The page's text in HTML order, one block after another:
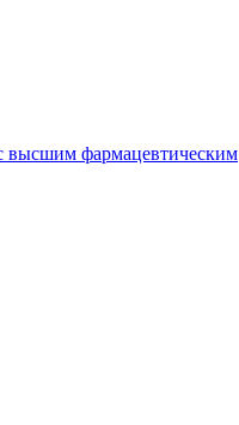
высшим фармацевтическим